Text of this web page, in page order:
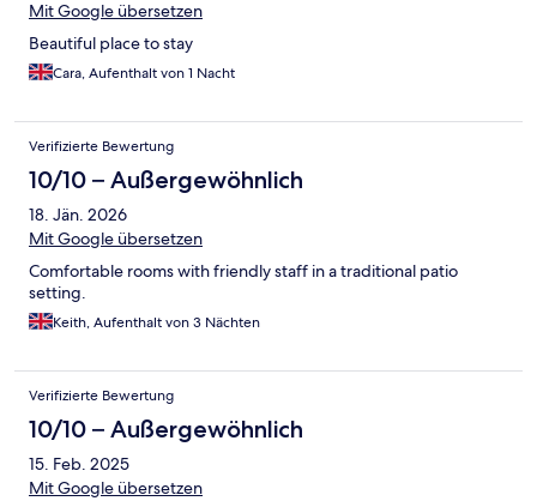
Mit Google übersetzen
Beautiful place to stay
Cara, Aufenthalt von 1 Nacht
Verifizierte Bewertung
10/10 – Außergewöhnlich
18. Jän. 2026
Mit Google übersetzen
Comfortable rooms with friendly staff in a traditional patio
setting.
Keith, Aufenthalt von 3 Nächten
Verifizierte Bewertung
10/10 – Außergewöhnlich
15. Feb. 2025
Mit Google übersetzen